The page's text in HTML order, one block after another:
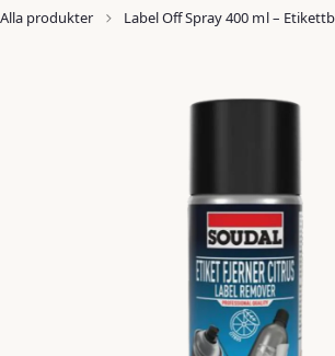
Alla produkter Label Off Spray 400 ml –